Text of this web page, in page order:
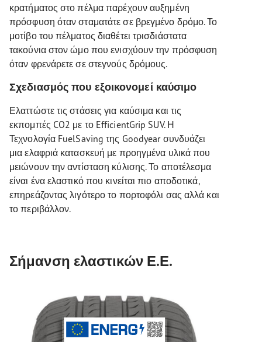
κρατήματος στο πέλμα παρέχουν αυξημένη
πρόσφυση όταν σταματάτε σε βρεγμένο δρόμο. Το
μοτίβο του πέλματος διαθέτει τρισδιάστατα
τακούνια στον ώμο που ενισχύουν την πρόσφυση
όταν φρενάρετε σε στεγνούς δρόμους.
Σχεδιασμός που εξοικονομεί καύσιμο
Ελαττώστε τις στάσεις για καύσιμα και τις
εκπομπές CO2 με το EfficientGrip SUV. Η
Τεχνολογία FuelSaving της Goodyear συνδυάζει
μια ελαφριά κατασκευή με προηγμένα υλικά που
μειώνουν την αντίσταση κύλισης. Το αποτέλεσμα
είναι ένα ελαστικό που κινείται πιο αποδοτικά,
επηρεάζοντας λιγότερο το πορτοφόλι σας αλλά και
το περιβάλλον.
Σήμανση ελαστικών Ε.Ε.